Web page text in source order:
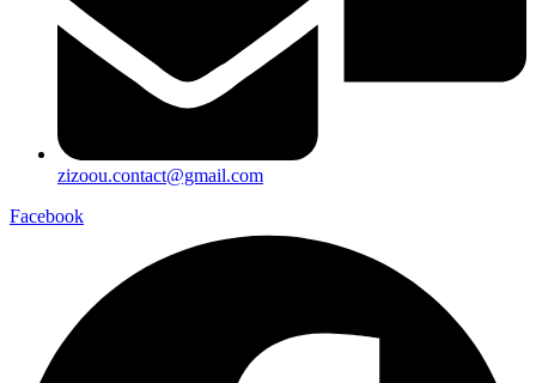
zizoou.contact@gmail.com
Facebook